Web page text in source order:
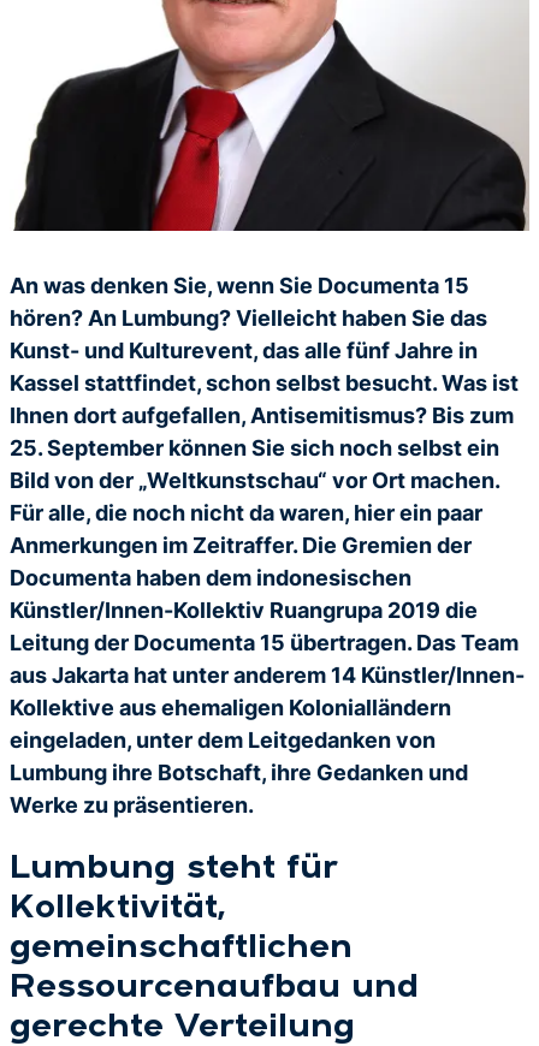
An was denken Sie, wenn Sie Documenta 15
hören? An Lumbung? Vielleicht haben Sie das
Kunst- und Kulturevent, das alle fünf Jahre in
Kassel stattfindet, schon selbst besucht. Was ist
Ihnen dort aufgefallen, Antisemitismus? Bis zum
25. September können Sie sich noch selbst ein
Bild von der „Weltkunstschau“ vor Ort machen.
Für alle, die noch nicht da waren, hier ein paar
Anmerkungen im Zeitraffer. Die Gremien der
Documenta haben dem indonesischen
Künstler/Innen-Kollektiv Ruangrupa 2019 die
Leitung der Documenta 15 übertragen. Das Team
aus Jakarta hat unter anderem 14 Künstler/Innen-
Kollektive aus ehemaligen Kolonialländern
eingeladen, unter dem Leitgedanken von
Lumbung ihre Botschaft, ihre Gedanken und
Werke zu präsentieren.
Lumbung steht für
Kollektivität,
gemeinschaftlichen
Ressourcenaufbau und
gerechte Verteilung